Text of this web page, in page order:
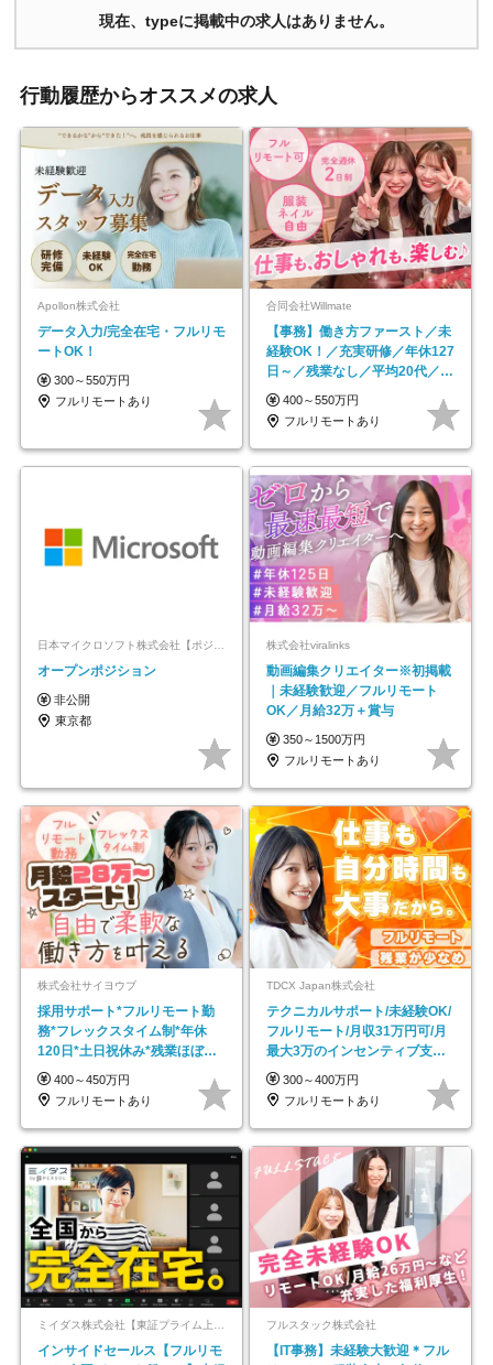
現在、typeに掲載中の求人はありません。
行動履歴からオススメの求人
Apollon株式会社
データ入力/完全在宅・フルリモ
ートOK！
300～550万円
フルリモートあり
合同会社Willmate
【事務】働き方ファースト／未
経験OK！／充実研修／年休127
日～／残業なし／平均20代／リ
モートOK
400～550万円
フルリモートあり
日本マイクロソフト株式会社【ポジションマッチ登録】
オープンポジション
非公開
東京都
株式会社viralinks
動画編集クリエイター※初掲載
｜未経験歓迎／フルリモート
OK／月給32万＋賞与
350～1500万円
フルリモートあり
株式会社サイヨウブ
採用サポート*フルリモート勤
務*フレックスタイム制*年休
120日*土日祝休み*残業ほぼな
し*育児中社員8割以上
400～450万円
フルリモートあり
TDCX Japan株式会社
テクニカルサポート/未経験OK/
フルリモート/月収31万円可/月
最大3万のインセンティブ支給/
平均年齢33歳
300～400万円
フルリモートあり
ミイダス株式会社【東証プライム上場パーソルグループ】
インサイドセールス【フルリモ
フルスタック株式会社
【IT事務】未経験大歓迎＊フル